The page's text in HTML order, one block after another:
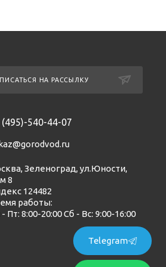
НА РАССЫЛКУ
(495)-540-44-07
Зеленоград, ул.Юности,
8
124482
работы:
Пт: 8:00-20:00 Сб - Вс: 9:00-16:00
Telegram